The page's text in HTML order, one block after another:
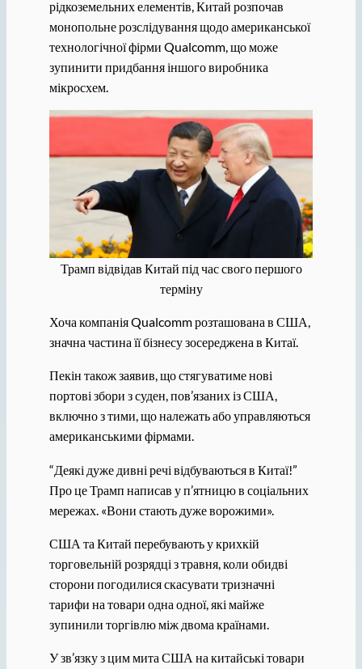
рідкоземельних елементів, Китай розпочав
монопольне розслідування щодо американської
технологічної фірми Qualcomm, що може
зупинити придбання іншого виробника
мікросхем.
Трамп відвідав Китай під час свого першого
терміну
Хоча компанія Qualcomm розташована в США,
значна частина її бізнесу зосереджена в Китаї.
Пекін також заявив, що стягуватиме нові
портові збори з суден, пов’язаних із США,
включно з тими, що належать або управляються
американськими фірмами.
“Деякі дуже дивні речі відбуваються в Китаї!”
Про це Трамп написав у п’ятницю в соціальних
мережах. «Вони стають дуже ворожими».
США та Китай перебувають у крихкій
торговельній розрядці з травня, коли обидві
сторони погодилися скасувати тризначні
тарифи на товари одна одної, які майже
зупинили торгівлю між двома країнами.
У зв’язку з цим мита США на китайські товари